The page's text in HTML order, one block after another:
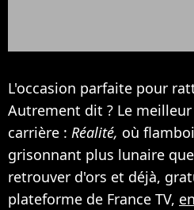
L'occasion parfaite pour
Autrement dit ? Le
carrière : Réalité, où
grisonnant plus lunaire
retrouver d'ors et déjà,
plateforme de France TV,